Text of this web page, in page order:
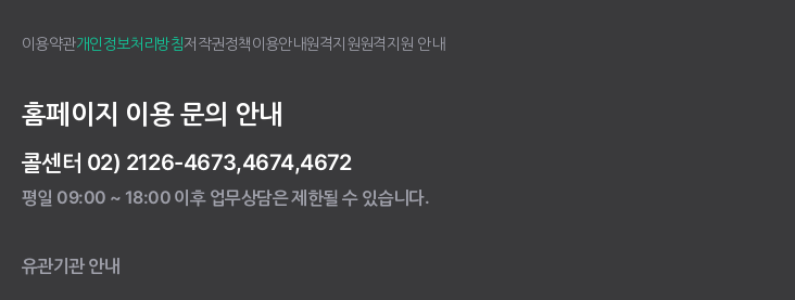
이용약관개인정보처리방침저작권정책이용안내원격지원원격지원 안내
홈페이지 이용 문의 안내
콜센터 02) 2126-4673,4674,4672
평일 09:00 ~ 18:00 이후 업무상담은 제한될 수 있습니다.
유관기관 안내